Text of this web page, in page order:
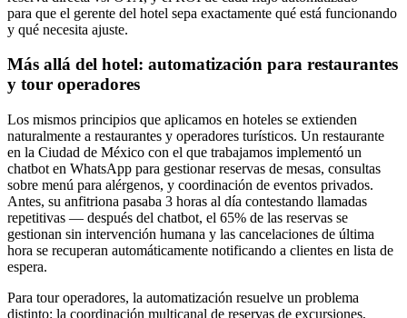
para que el gerente del hotel sepa exactamente qué está funcionando
y qué necesita ajuste.
Más allá del hotel: automatización para restaurantes
y tour operadores
Los mismos principios que aplicamos en hoteles se extienden
naturalmente a restaurantes y operadores turísticos. Un restaurante
en la Ciudad de México con el que trabajamos implementó un
chatbot en WhatsApp para gestionar reservas de mesas, consultas
sobre menú para alérgenos, y coordinación de eventos privados.
Antes, su anfitriona pasaba 3 horas al día contestando llamadas
repetitivas — después del chatbot, el 65% de las reservas se
gestionan sin intervención humana y las cancelaciones de última
hora se recuperan automáticamente notificando a clientes en lista de
espera.
Para tour operadores, la automatización resuelve un problema
distinto: la coordinación multicanal de reservas de excursiones,